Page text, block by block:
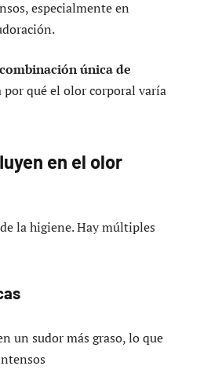
especialmente en
combinación única de
por qué el olor corporal varía
en el olor
la higiene. Hay múltiples
un sudor más graso, lo que